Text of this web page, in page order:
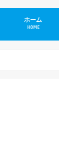
ホーム
HOME